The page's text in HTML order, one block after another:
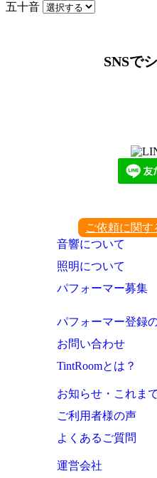
五十音
SNSで
ご依頼に関
音響について
照明について
パフォーマー募集
パフォーマー登録
お問い合わせ
TintRoomとは？
お知らせ・これま
ご利用者様の声
よくあるご質問
運営会社